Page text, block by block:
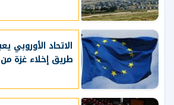
الاتحاد الأوروبي
طريق إخلاء غزة